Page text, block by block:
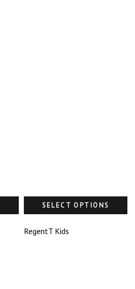
SELECT OPTIONS
RegentT Kids